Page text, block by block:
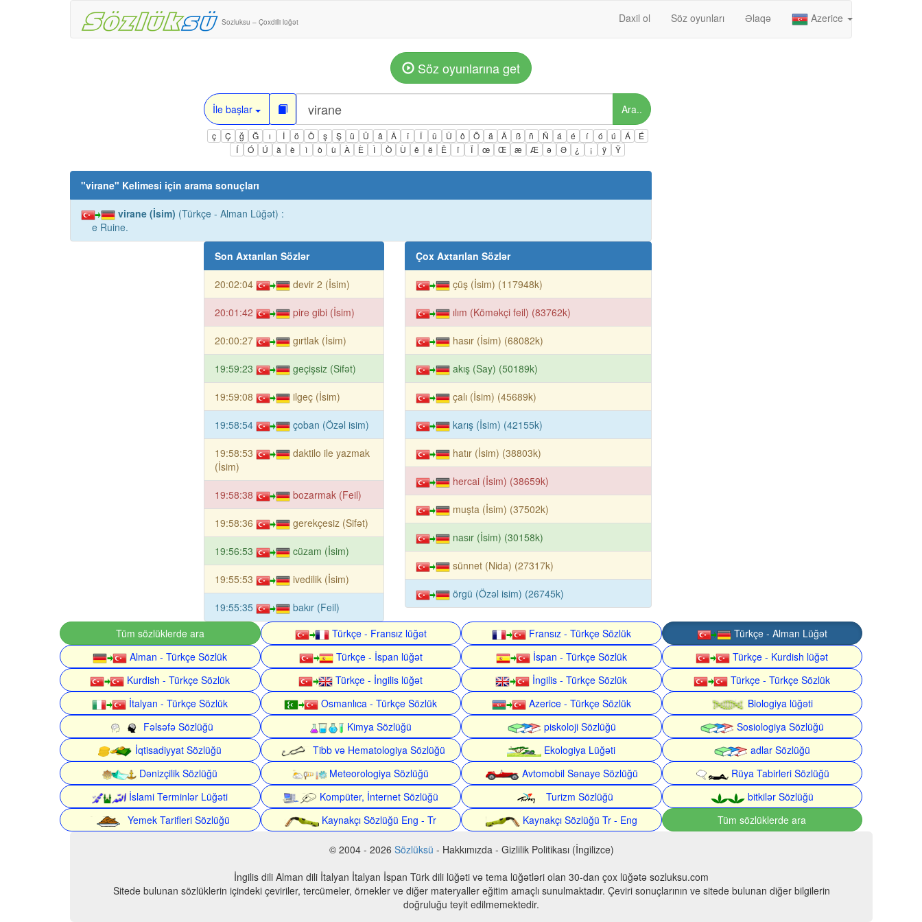
Sozluksu – Çoxdilli lüğət Daxil ol Söz oyunları Əlaqə Azerice
Söz oyunlarına get
İle başlar Ara..
ç Ç ğ Ğ ı İ ö Ö ş Ş ü Ü â Â î Î û Û ô Ô ä Ä ß ñ Ñ á é í ó ú Á
É
Í
Ó Ú à è ì ò ù À È Ì Ò Ù ê ë Ë ï Ï œ Œ æ Æ ə Ə ¿ ¡ ÿ Ÿ
"virane" Kelimesi için arama sonuçları
virane (İsim) (Türkçe - Alman Lüğət) :
e Ruine.
Son Axtarılan Sözlər
20:02:04 devir 2 (İsim)
20:01:42 pire gibi (İsim)
20:00:27 gırtlak (İsim)
19:59:23 geçişsiz (Sifət)
19:59:08 ilgeç (İsim)
19:58:54 çoban (Özəl isim)
19:58:53
daktilo ile yazmak
(İsim)
19:58:38 bozarmak (Feil)
19:58:36 gerekçesiz (Sifət)
19:56:53 cüzam (İsim)
19:55:53 ivedilik (İsim)
19:55:35 bakır (Feil)
Çox Axtarılan Sözlər
çüş (İsim) (117948k)
ılım (Köməkçi feil) (83762k)
hasır (İsim) (68082k)
akış (Say) (50189k)
çalı (İsim) (45689k)
karış (İsim) (42155k)
hatır (İsim) (38803k)
hercai (İsim) (38659k)
muşta (İsim) (37502k)
nasır (İsim) (30158k)
sünnet (Nida) (27317k)
örgü (Özəl isim) (26745k)
Tüm sözlüklerde ara Türkçe - Fransız lüğət Fransız - Türkçe Sözlük
Türkçe - Alman Lüğət
Alman - Türkçe Sözlük
Türkçe - İspan lüğət İspan - Türkçe Sözlük
Türkçe - Kurdish lüğət
Kurdish - Türkçe Sözlük
Türkçe - İngilis lüğət İngilis - Türkçe Sözlük
Türkçe - Türkçe Sözlük
İtalyan - Türkçe Sözlük
Osmanlıca - Türkçe Sözlük Azerice - Türkçe Sözlük
Biologiya lüğəti
Fəlsəfə Sözlüğü
Kimya Sözlüğü piskoloji Sözlüğü
Sosiologiya Sözlüğü
İqtisadiyyat Sözlüğü
Tibb və Hematologiya Sözlüğü Ekologiya Lüğəti
adlar Sözlüğü
Dənizçilik Sözlüğü
Meteorologiya Sözlüğü Avtomobil Sənaye Sözlüğü
Rüya Tabirleri Sözlüğü
İslami Terminlər Lüğəti
Kompüter, İnternet Sözlüğü Turizm Sözlüğü
bitkilər Sözlüğü
Yemek Tarifleri Sözlüğü
Kaynakçı Sözlüğü Eng - Tr Kaynakçı Sözlüğü Tr - Eng Tüm sözlüklerde ara
© 2004 - 2026 Sözlüksü - Hakkımızda - Gizlilik Politikası (İngilizce)
İngilis dili Alman dili İtalyan İtalyan İspan Türk dili lüğəti və tema lüğətləri olan 30-dan çox lüğətə sozluksu.com
Sitede bulunan sözlüklerin içindeki çeviriler, tercümeler, örnekler ve diğer materyaller eğitim amaçlı sunulmaktadır. Çeviri sonuçlarının ve sitede bulunan diğer bilgilerin
doğruluğu teyit edilmemektedir.